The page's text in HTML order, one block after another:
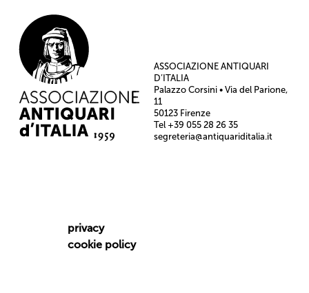
ASSOCIAZIONE ANTIQUARI
D’ITALIA
Palazzo Corsini • Via del Parione,
11
50123 Firenze
Tel +39 055 28 26 35
segreteria@antiquariditalia.it
privacy
cookie policy